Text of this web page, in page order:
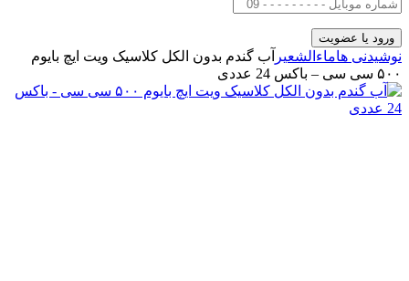
نوشیدنی هاماءالشعیر آب گندم بدون الکل کلاسیک ویت ایچ بایوم
۵۰۰ سی سی – باکس 24 عددی